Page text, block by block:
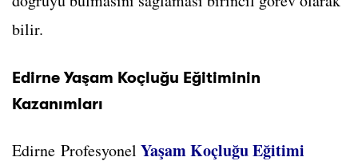
bilir.
Edirne Yaşam Koçluğu Eğitiminin
Kazanımları
Edirne Profesyonel Yaşam Koçluğu Eğitimi